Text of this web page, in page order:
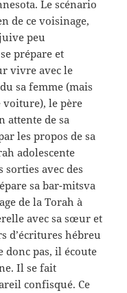
Le scénario
de ce voisinage,
peu
prépare et
vivre avec le
sa femme (mais
voiture), le père
attente de sa
les propos de sa
adolescente
sorties avec des
sa bar-mitsva
de la Torah à
avec sa sœur et
d’écritures hébreu
donc pas, il écoute
Il se fait
confisqué. Ce